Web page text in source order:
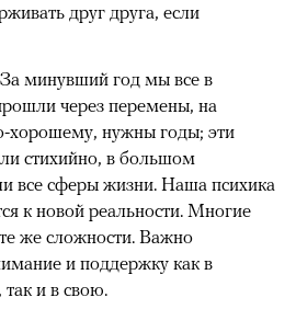
друг друга, если
минувший год мы все в
через перемены, на
хорошему, нужны годы; эти
стихийно, в большом
все сферы жизни. Наша психика
к новой реальности. Многие
же сложности. Важно
и поддержку как в
и в свою.